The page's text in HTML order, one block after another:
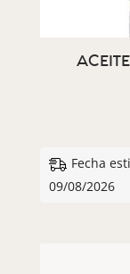
Fecha
09/08/2026